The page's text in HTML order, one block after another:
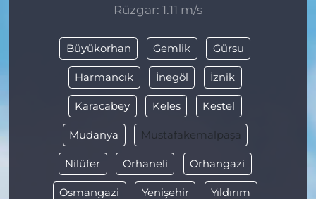
Rüzgar: 1.11 m/s
Büyükorhan Gemlik Gürsu
Harmancık İnegöl İznik
Karacabey Keles Kestel
Mudanya Mustafakemalpaşa
Nilüfer Orhaneli Orhangazi
Osmangazi Yenişehir Yıldırım